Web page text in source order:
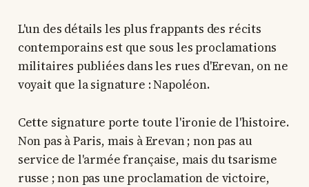
L'un des détails les plus frappants des récits
contemporains est que sous les proclamations
militaires publiées dans les rues d'Erevan, on ne
voyait que la signature : Napoléon.
Cette signature porte toute l'ironie de l'histoire.
Non pas à Paris, mais à Erevan ; non pas au
service de l'armée française, mais du tsarisme
russe ; non pas une proclamation de victoire,